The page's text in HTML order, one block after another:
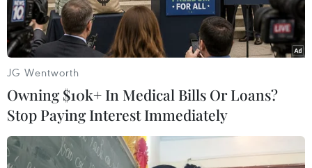
JG Wentworth
Owning $10k+ In Medical Bills Or Loans?
Stop Paying Interest Immediately